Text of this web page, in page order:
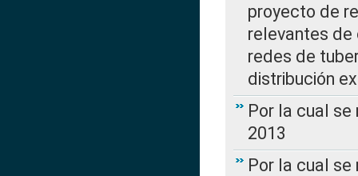
proyecto de
relevantes de
redes de
distribución
Por la cual se
2013
Por la cual se